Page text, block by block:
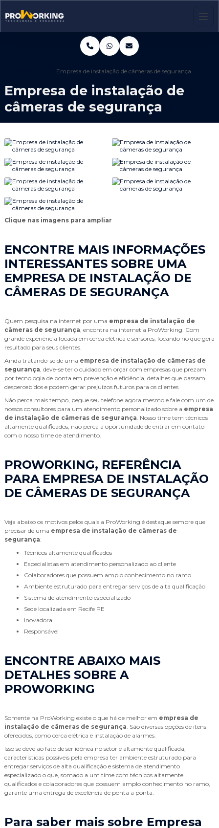
Empresa de instalação de câmeras de segurança
Empresa de instalação de
câmeras de segurança
Clique nas imagens para ampliar
ENCONTRE MAIS INFORMAÇÕES
INTERESSANTES SOBRE UMA
EMPRESA DE INSTALAÇÃO DE
CÂMERAS DE SEGURANÇA
Quem pesquisa na internet por uma empresa de instalação de
câmeras de segurança , encontra na internet a ProWorking. Com
grande experiência focada em cerca elétrica e sensores, focando no que gera
resultado para seus clientes.
Ainda tratando-se de uma empresa de instalação de câmeras de
segurança , deve-se ter o cuidado em orçar com empresas que prezam
por tecnologia de ponta em prevenção e eficiência, detalhes que passam
despercebidos e podem gerar prejuízos futuros para os clientes.
Não perca mais tempo, pegue seu telefone agora mesmo e fale com um de
nossos consultores para um atendimento personalizado sobre a empresa
de instalação de câmeras de segurança . Nosso time tem técnicos
altamente qualificados, não perca a oportunidade de entrar em contato
com o nosso time de atendimento.
PROWORKING, REFERÊNCIA
PARA EMPRESA DE INSTALAÇÃO
DE CÂMERAS DE SEGURANÇA
Veja abaixo os motivos pelos quais a ProWorking é destaque sempre que
precisar de uma empresa de instalação de câmeras de
segurança:
técnicos altamente qualificados
especialistas em atendimento personalizado ao cliente
colaboradores que possuem amplo conhecimento no ramo
ambiente estruturado para entregar serviços de alta qualificação
sistema de atendimento especializado
sede localizada em Recife PE
inovadora
responsável
ENCONTRE ABAIXO MAIS
DETALHES SOBRE A
PROWORKING
Somente na ProWorking existe o que há de melhor em empresa de
instalação de câmeras de segurança . São diversas opções de itens
oferecidos, como cerca elétrica e instalação de alarmes.
Isso se deve ao fato de ser idônea no setor e altamente qualificada,
características possíveis pela empresa ter ambiente estruturado para
entregar serviços de alta qualificação e sistema de atendimento
especializado o que, somado a um time com técnicos altamente
qualificados e colaboradores que possuem amplo conhecimento no ramo,
garante uma entrega de excelência de ponta a ponta.
Para saber mais sobre Empresa